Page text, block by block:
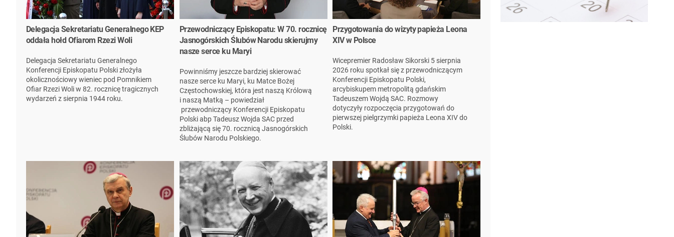
Delegacja Sekretariatu Generalnego KEP
oddała hołd Ofiarom Rzezi Woli
Delegacja Sekretariatu Generalnego
Konferencji Episkopatu Polski złożyła
okolicznościowy wieniec pod Pomnikiem
Ofiar Rzezi Woli w 82. rocznicę tragicznych
wydarzeń z sierpnia 1944 roku.
Przewodniczący Episkopatu: W 70. rocznicę
Jasnogórskich Ślubów Narodu skierujmy
nasze serce ku Maryi
Powinniśmy jeszcze bardziej skierować
nasze serce ku Maryi, ku Matce Bożej
Częstochowskiej, która jest naszą Królową
i naszą Matką – powiedział
przewodniczący Konferencji Episkopatu
Polski abp Tadeusz Wojda SAC przed
zbliżającą się 70. rocznicą Jasnogórskich
Ślubów Narodu Polskiego.
Przygotowania do wizyty papieża Leona
XIV w Polsce
Wicepremier Radosław Sikorski 5 sierpnia
2026 roku spotkał się z przewodniczącym
Konferencji Episkopatu Polski,
arcybiskupem metropolitą gdańskim
Tadeuszem Wojdą SAC. Rozmowy
dotyczyły rozpoczęcia przygotowań do
pierwszej pielgrzymki papieża Leona XIV do
Polski.